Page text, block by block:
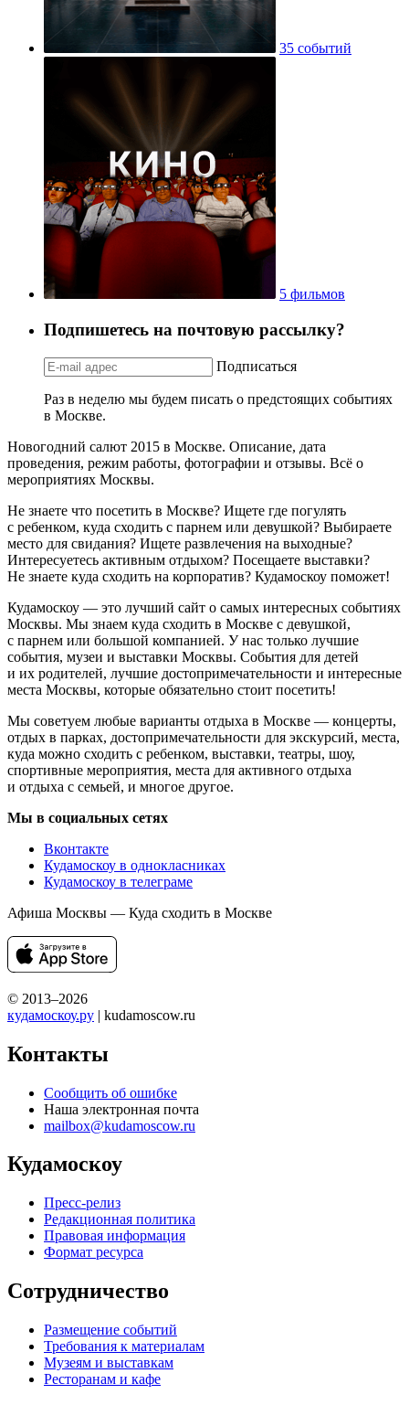
35 событий
5 фильмов
Подпишетесь на почтовую рассылку?
Подписаться
Раз в неделю мы будем писать о предстоящих событиях
в Москве.
Новогодний салют 2015 в Москве. Описание, дата
проведения, режим работы, фотографии и отзывы. Всё о
мероприятиях Москвы.
Не знаете что посетить в Москве? Ищете где погулять
с ребенком, куда сходить с парнем или девушкой? Выбираете
место для свидания? Ищете развлечения на выходные?
Интересуетесь активным отдыхом? Посещаете выставки?
Не знаете куда сходить на корпоратив? Кудамоскоу поможет!
Кудамоскоу — это лучший сайт о самых интересных событиях
Москвы. Мы знаем куда сходить в Москве с девушкой,
с парнем или большой компанией. У нас только лучшие
события, музеи и выставки Москвы. События для детей
и их родителей, лучшие достопримечательности и интересные
места Москвы, которые обязательно стоит посетить!
Мы советуем любые варианты отдыха в Москве — концерты,
отдых в парках, достопримечательности для экскурсий, места,
куда можно сходить с ребенком, выставки, театры, шоу,
спортивные мероприятия, места для активного отдыха
и отдыха с семьей, и многое другое.
Мы в социальных сетях
Вконтакте
Кудамоскоу в однокласниках
Кудамоскоу в телеграме
Афиша Москвы — Куда сходить в Москве
© 2013–2026
кудамоскоу.ру | kudamoscow.ru
Контакты
Сообщить об ошибке
Наша электронная почта
mailbox@kudamoscow.ru
Кудамоскоу
Пресс-релиз
Редакционная политика
Правовая информация
Формат ресурса
Сотрудничество
Размещение событий
Требования к материалам
Музеям и выставкам
Ресторанам и кафе